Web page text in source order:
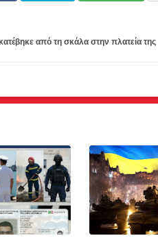
από τη σκάλα στην πλατεία της